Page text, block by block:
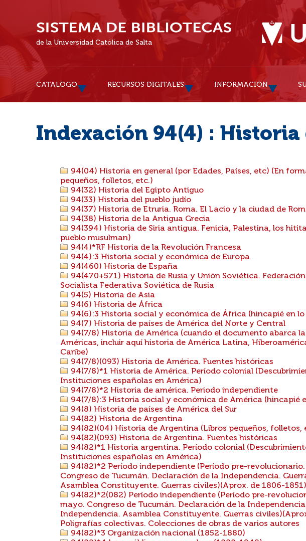
de la Universidad Católica de Salta
CATÁLOGO RECURSOS DIGITALES INFORMACIÓN
Indexación 94(4) : Historia
94(04) Historia en general (por Edades, Países, etc) (En
pequeños, folletos, etc.)
94(32) Historia del Egipto Antiguo
94(33) Historia del pueblo judío
94(37) Historia de Etruria. Roma. El Lacio y la ciudad de
94(38) Historia de la Antigua Grecia
94(394) Historia de Siria antigua. Fenicia, Palestina, los
pueblo musulman)
94(4)*RF Historia de la Revolución Francesa
94(4):3 Historia social y económica de Europa
94(460) Historia de España
94(470+571) Historia de Rusia y Unión Soviética.
Socialista Federativa Soviética de Rusia
94(5) Historia de Asia
94(6) Historia de África
94(6):3 Historia social y económica de África (hincapié en
94(7) Historia de países de América del Norte y Central
94(7/8) Historia de América (cuando el documento abarca
Américas, incluir aquí historia de América Latina,
Caribe)
94(7/8)(093) Historia de América. Fuentes históricas
94(7/8)*1 Historia de América. Período colonial
Instituciones españolas en América)
94(7/8)*2 Historia de américa. Periodo independiente
94(7/8):3 Historia social y económica de América (hincapié
94(8) Historia de países de América del Sur
94(82) Historia de Argentina
94(82)(04) Historia de Argentina (Libros pequeños, folletos,
94(82)(093) Historia de Argentina. Fuentes históricas
94(82)*1 Historia argentina. Período colonial
Instituciones españolas en América)
94(82)*2 Período independiente (Período pre-
Congreso de Tucumán. Declaración de la Independencia.
Asamblea Constituyente. Guerras civiles)(Aprox. de 1806-1851)
94(82)*2(082) Período independiente (Período pre-
mayo. Congreso de Tucumán. Declaración de la
Independencia. Asamblea Constituyente. Guerras
Poligrafías colectivas. Colecciones de obras de varios autores
94(82)*3 Organización nacional (1852-1880)